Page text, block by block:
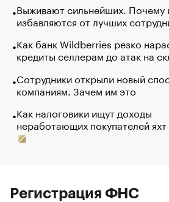
Выживают сильнейших. Почему
избавляются от лучших
Как банк Wildberries резко
кредиты селлерам до атак на
Сотрудники открыли новый
компаниям. Зачем им это
Как налоговики ищут доходы
неработающих покупателей яхт
Регистрация ФНС